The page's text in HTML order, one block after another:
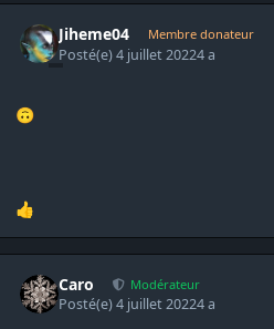
Jiheme04 Membre donateur
Posté(e)4 juillet 20224 a
🙃
👍
Caro Modérateur
Posté(e)4 juillet 20224 a